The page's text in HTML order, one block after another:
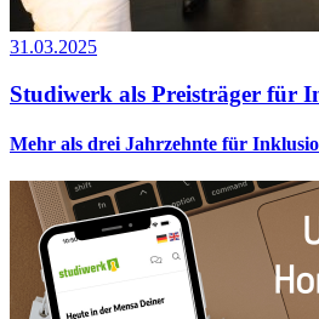
31.03.2025
Studiwerk als Preisträger für
Mehr als drei Jahrzehnte für